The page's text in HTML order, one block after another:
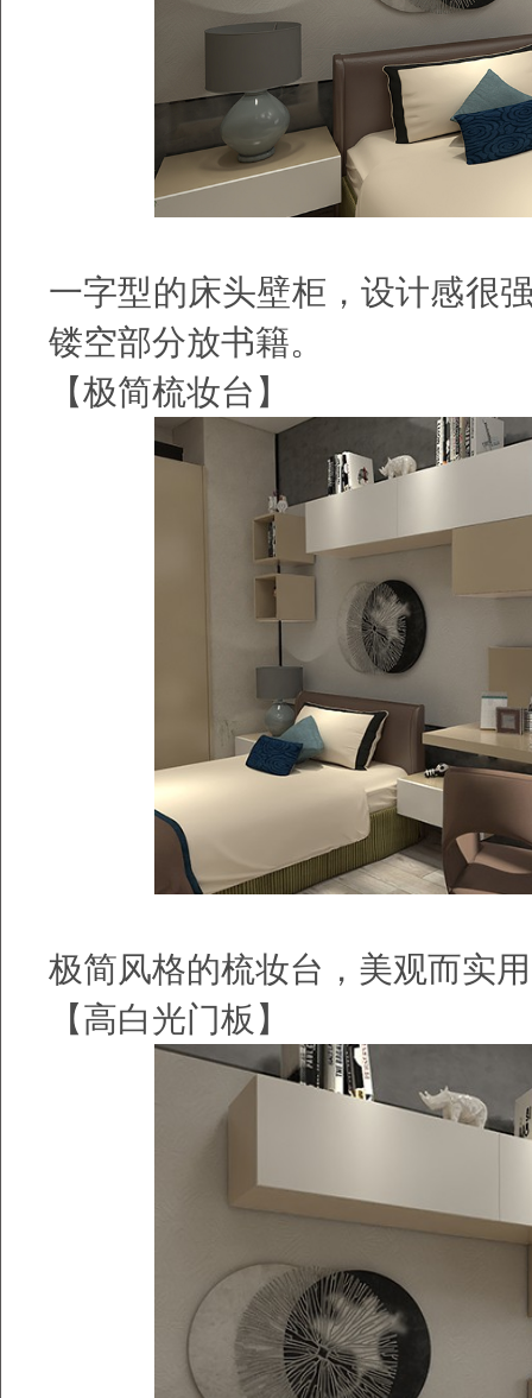
一字型的床头壁柜，设计感很
镂空部分放书籍。
【极简梳妆台】
极简风格的梳妆台，美观而实
【高白光门板】